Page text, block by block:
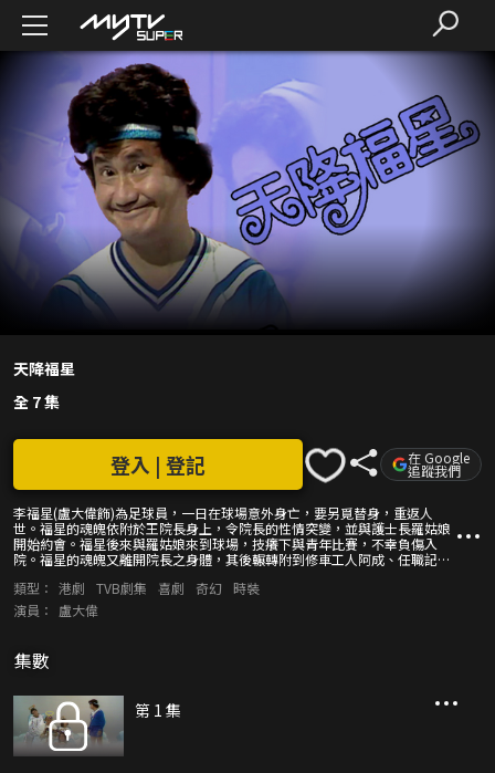
天降福星
全 7 集
李福星(盧大偉飾)為足球員，一日在球場意外身亡，要另覓替身，重返人
世。福星的魂魄依附於王院長身上，令院長的性情突變，並與護士長羅姑娘
開始約會。福星後來與羅姑娘來到球場，技癢下與青年比賽，不幸負傷入
院。福星的魂魄又離開院長之身體，其後輾轉附到修車工人阿成、任職記者
以及參加天才大賽的天才輝身上，影響各個被他附身的人，引發出重重笑
話。
登入 | 登記 在 Google
追蹤我們
類型： 港劇 TVB劇集 喜劇 奇幻
時裝
演員：
盧大偉
集數
第 1 集